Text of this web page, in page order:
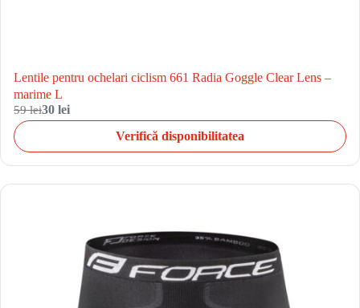
Lentile pentru ochelari ciclism 661 Radia Goggle Clear Lens –
marime L
59 lei30 lei
Verifică disponibilitatea